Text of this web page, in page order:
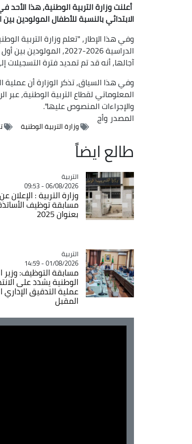
أعلنت وزارة التربية الوطنية, هذا
الابتدائي بالنسبة للأطفال المولودين بين الفاتح جانفي والـ31 ديسمبر 2020,
وفي هذا الإطار, "تعلم وزارة التربية
آجالها, أنه قد تم تمديد فترة التسجيلات إلى غاية
وفي هذا السياق, تذكر الوزارة أن
المعلوماتي لقطاع التربية الوطنية, عبر
والإجراءات المنصوص عليها".
المصدر وأج
وزارة التربية الوطنية
طالع ايضاً
Catégorie
التربية
06/08/2026 - 09:53
وزارة التربية : الإعلان
مسابقة توظيف
بعنوان 2025
Catégorie
التربية
01/08/2026 - 14:59
مسابقة التوظيف: وزير
الوطنية يشدد على
عملية التدقيق الإداري
المقبل